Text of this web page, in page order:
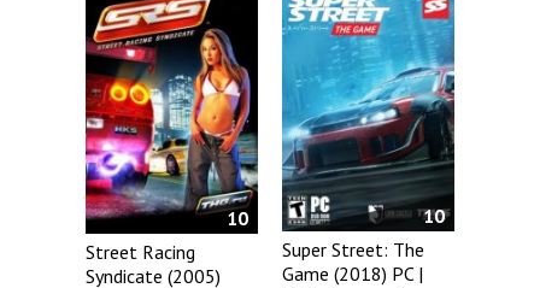
10
Street Racing
Syndicate (2005)
10
Super Street: The
Game (2018) PC |